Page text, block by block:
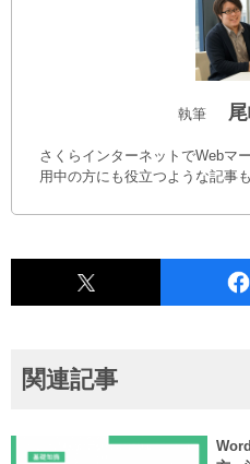
執筆
さくらインターネットでWebマ
用中の方にも役立つような記事
関連記事